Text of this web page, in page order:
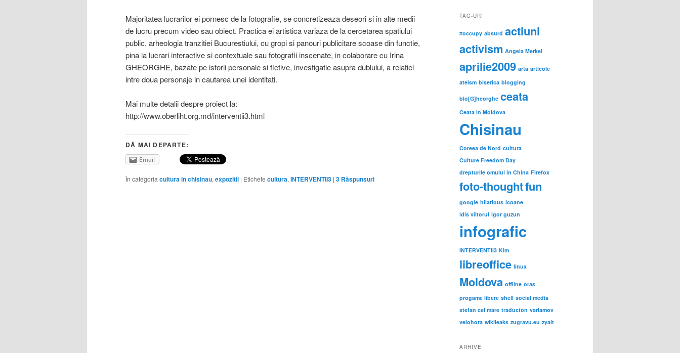
Majoritatea lucrarilor ei pornesc de la fotografie, se concretizeaza deseori si in alte medii
de lucru precum video sau obiect. Practica ei artistica variaza de la cercetarea spatiului
public, arheologia tranzitiei Bucurestiului, cu gropi si panouri publicitare scoase din functie,
pina la lucrari interactive si contextuale sau fotografii inscenate, in colaborare cu Irina
GHEORGHE, bazate pe istorii personale si fictive, investigatie asupra dublului, a relatiei
intre doua personaje in cautarea unei identitati.
Mai multe detalii despre proiect la:
http://www.oberliht.org.md/interventii3.html
DĂ MAI DEPARTE:
Email
În categoria cultura in chisinau, expozitii | Etichete cultura, INTERVENTII3 | 3 Răspunsuri
TAG-URI
#occupy absurd actiuni
activism Angela Merkel
aprilie2009 arta articole
ateism biserica blogging
blo[G]heorghe ceata
Ceata in Moldova
Chisinau
Coreea de Nord cultura
Culture Freedom Day
drepturile omului in China Firefox
foto-thoughtfun
google hilarious icoane
idis viitorul igor guzun
infografic
INTERVENTII3 Kim
libreoffice linux
Moldova offline oras
progame libere shell social media
stefan cel mare traducton varlamov
velohora wikileaks zugravu.eu zyalt
ARHIVE